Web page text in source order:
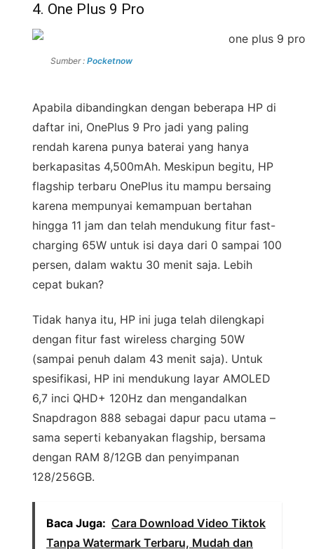
4. One Plus 9 Pro
Sumber : Pocketnow
Apabila dibandingkan dengan beberapa HP di
daftar ini, OnePlus 9 Pro jadi yang paling
rendah karena punya baterai yang hanya
berkapasitas 4,500mAh. Meskipun begitu, HP
flagship terbaru OnePlus itu mampu bersaing
karena mempunyai kemampuan bertahan
hingga 11 jam dan telah mendukung fitur fast-
charging 65W untuk isi daya dari 0 sampai 100
persen, dalam waktu 30 menit saja. Lebih
cepat bukan?
Tidak hanya itu, HP ini juga telah dilengkapi
dengan fitur fast wireless charging 50W
(sampai penuh dalam 43 menit saja). Untuk
spesifikasi, HP ini mendukung layar AMOLED
6,7 inci QHD+ 120Hz dan mengandalkan
Snapdragon 888 sebagai dapur pacu utama –
sama seperti kebanyakan flagship, bersama
dengan RAM 8/12GB dan penyimpanan
128/256GB.
Baca Juga: Cara Download Video Tiktok
Tanpa Watermark Terbaru, Mudah dan